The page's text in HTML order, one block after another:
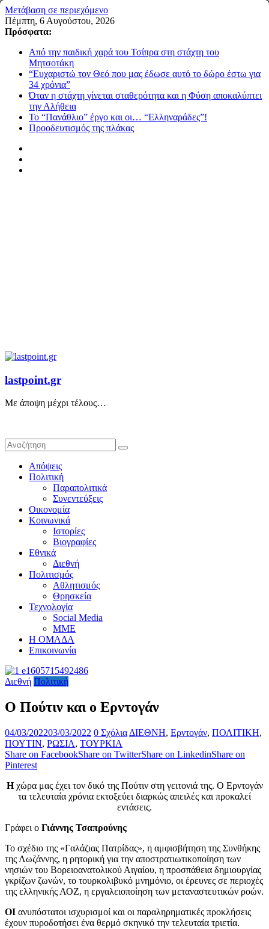
Μετάβαση σε περιεχόμενο
Πέμπτη, 6 Αυγούστου, 2026
Πρόσφατα:
Από την παιδική χαρά του Τσίπρα στη στάχτη του
Μητσοτάκη
“Ευχαριστώ τον Θεό που μας έδωσε αυτό το δώρο έστω για
34 χρόνια”
Όταν η στάχτη γίνεται σταθερότητα και η Φύση αποκαλύπτει
την Αλήθεια
Το “Πανάθλιο” έργο και οι… “Ελληναράδες”!
Προοδευτισμός της πλάκας
lastpoint.gr
Με άποψη μέχρι τέλους…
Απόψεις
Πολιτική
Παραπολιτικά
Συνεντεύξεις
Οικονομία
Κοινωνικά
Ιστορίες
Βιογραφίες
Εθνικά
Διεθνή
Πολιτισμός
Αθλητισμός
Θρησκεία
Τεχνολογία
Social Media
ΜΜΕ
Η ΟΜΑΔΑ
Επικοινωνία
Διεθνή Πολιτική
Ο Πούτιν και ο Ερντογάν
04/03/202203/03/2022 0 Σχόλια ΔΙΕΘΝΗ, Ερντογάν, ΠΟΛΙΤΙΚΗ,
ΠΟΥΤΙΝ, ΡΩΣΙΑ, ΤΟΥΡΚΙΑ
Share on FacebookShare on TwitterShare on LinkedinShare on
Pinterest
Ηχώρα μας έχει τον δικό της Πούτιν στη γειτονιά της. Ο Ερντογάν
τα τελευταία χρόνια εκτοξεύει διαρκώς απειλές και προκαλεί
εντάσεις.
Γράφει ο Γιάννης Τσαπρούνης
Το σχέδιο της «Γαλάζιας Πατρίδας», η αμφισβήτηση της Συνθήκης
της Λωζάννης, η ρητορική για την αποστρατιωτικοποίηση των
νησιών του Βορειοανατολικού Αιγαίου, η προσπάθεια δημιουργίας
γκρίζων ζωνών, το τουρκολιβυκό μνημόνιο, οι έρευνες σε περιοχές
της ελληνικής ΑΟΖ, η εργαλειοποίηση των μεταναστευτικών ροών.
ΟΙ ανυπόστατοι ισχυρισμοί και οι παραληρηματικές προκλήσεις
έχουν πυροδοτήσει ένα θερμό σκηνικό την τελευταία τριετία.